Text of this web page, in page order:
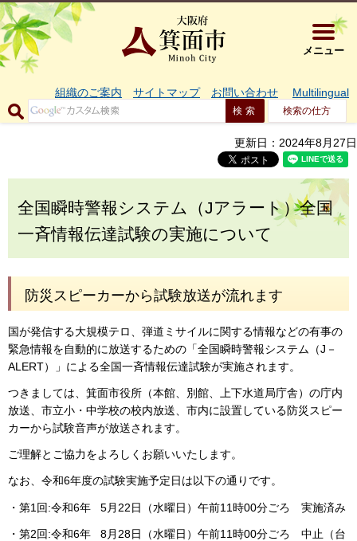
大阪府箕
メニュー
組織のご案内 サイトマップ お問い合わせ Multilingual
検索の仕方
更新日：2024年8月27日
全国瞬時警報システム（Jアラート）全国
一斉情報伝達試験の実施について
防災スピーカーから試験放送が流れます
国が発信する大規模テロ、弾道ミサイルに関する情報などの有事の
緊急情報を自動的に放送するための「全国瞬時警報システム（J－
ALERT）」による全国一斉情報伝達試験が実施されます。
つきましては、箕面市役所（本館、別館、上下水道局庁舎）の庁内
放送、市立小・中学校の校内放送、市内に設置している防災スピー
カーから試験音声が放送されます。
ご理解とご協力をよろしくお願いいたします。
なお、令和6年度の試験実施予定日は以下の通りです。
・第1回:令和6年 5月22日（水曜日）午前11時00分ごろ 実施済み
・第2回:令和6年 8月28日（水曜日）午前11時00分ごろ 中止（台